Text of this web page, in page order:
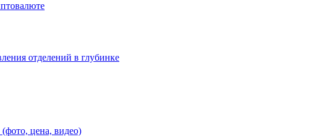
отделений в глубинке
цена, видео)